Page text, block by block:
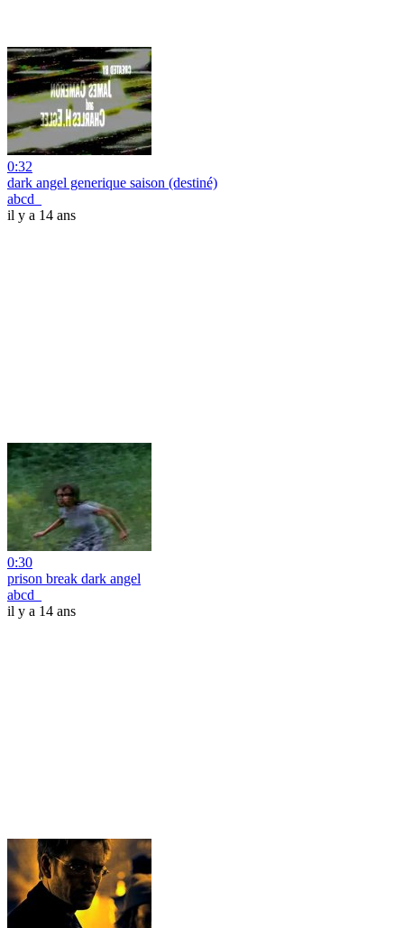
0:32
dark angel generique saison (destiné)
abcd_
il y a 14 ans
0:30
prison break dark angel
abcd_
il y a 14 ans